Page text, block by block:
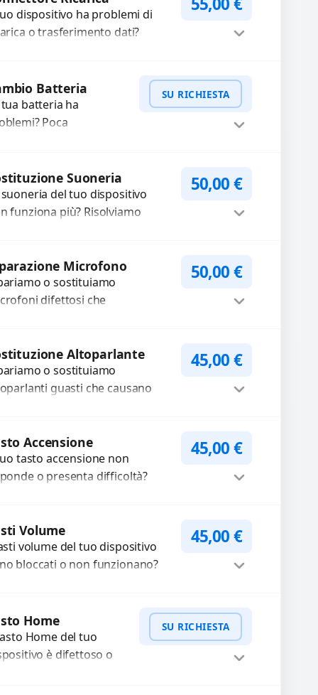
immagini sfocate,
a...
dispositivo ha problemi di
o trasferimento dati?
danneggiati,...
Batteria
tua batteria ha
Poca
esauriti?
la...
SU RICHIESTA
PreventivoSuoneria
suoneria del tuo dispositivo
funziona più? Risolviamo
50,00€
Microfono
o sostituiamo
difettosi che
Diagnosi accurata e
di...
50,00€
Altoparlante
o sostituiamo
guasti che causano
per 3...
45,00€
Accensione
tasto accensione non
o presenta difficoltà?
utilizzando
di...
45,00€
Volume
volume del tuo dispositivo
bloccati o non funzionano?
45,00€
Home
Home del tuo
è difettoso o
SU RICHIESTA